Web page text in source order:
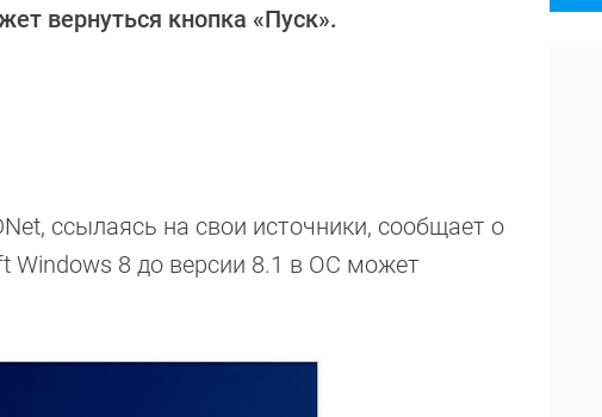
вернуться кнопка «Пуск».
ссылаясь на свои источники, сообщает о
Windows 8 до версии 8.1 в ОС может